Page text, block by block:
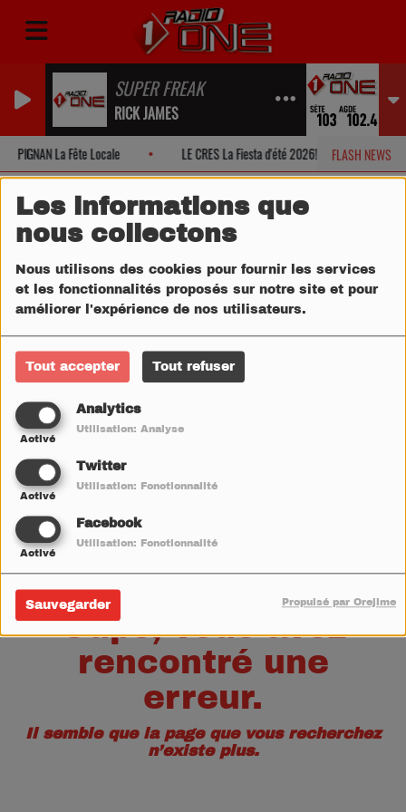
Les informations que
nous collectons
Nous utilisons des cookies pour fournir les services
et les fonctionnalités proposés sur notre site et pour
améliorer l'expérience de nos utilisateurs.
Tout accepter Tout refuser
Analytics
Activé
Utilisation: Analyse
Twitter
Activé
Utilisation: Fonctionnalité
Facebook
Activé
Utilisation: Fonctionnalité
Sauvegarder Propulsé par Orejime
SUPER FREAK
RICK JAMES
FLASH NEWS
PIGNAN La Fête Locale LE CRES La Fiesta d'été 2026!
Oups, vous avez
rencontré une
erreur.
Il semble que la page que vous recherchez
n’existe plus.